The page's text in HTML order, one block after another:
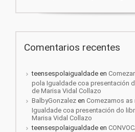
Comentarios recentes
teensespolaigualdade en
pola Igualdade coa presentación
de Marisa Vidal Collazo
BalbyGonzalez en Comezamos as
Igualdade coa presentación do
Marisa Vidal Collazo
teensespolaigualdade en